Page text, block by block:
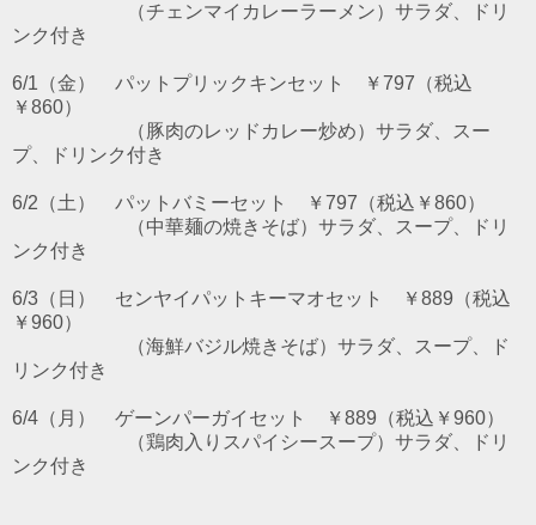
（チェンマイカレーラーメン）サラダ、ドリ
ンク付き
6/1（金） パットプリックキンセット ￥797（税込
￥860）
（豚肉のレッドカレー炒め）サラダ、スー
プ、ドリンク付き
6/2（土） パットバミーセット ￥797（税込￥860）
（中華麺の焼きそば）サラダ、スープ、ドリ
ンク付き
6/3（日） センヤイパットキーマオセット ￥889（税込
￥960）
（海鮮バジル焼きそば）サラダ、スープ、ド
リンク付き
6/4（月） ゲーンパーガイセット ￥889（税込￥960）
（鶏肉入りスパイシースープ）サラダ、ドリ
ンク付き